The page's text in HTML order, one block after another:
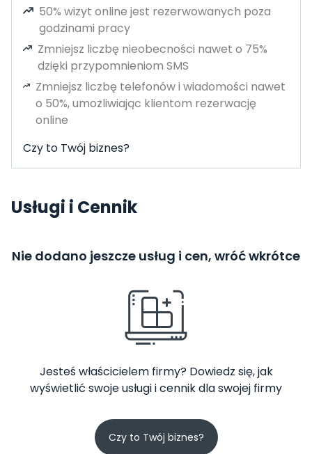
50% wizyt online jest rezerwowanych poza
godzinami pracy
Zmniejsz liczbę nieobecności nawet o 75%
dzięki przypomnieniom SMS
Zmniejsz liczbę telefonów i wiadomości nawet
o 50%, umożliwiając klientom rezerwację
online
Czy to Twój biznes?
Usługi i Cennik
Nie dodano jeszcze usług i cen, wróć wkrótce
Jesteś właścicielem firmy? Dowiedz się, jak
wyświetlić swoje usługi i cennik dla swojej firmy
Czy to Twój biznes?